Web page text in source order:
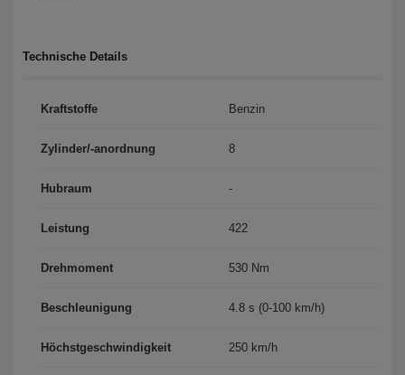
Technische Details
Kraftstoffe Benzin
Zylinder/-anordnung 8
Hubraum -
Leistung 422
Drehmoment 530 Nm
Beschleunigung 4.8 s (0-100 km/h)
Höchst­geschwindigkeit 250 km/h